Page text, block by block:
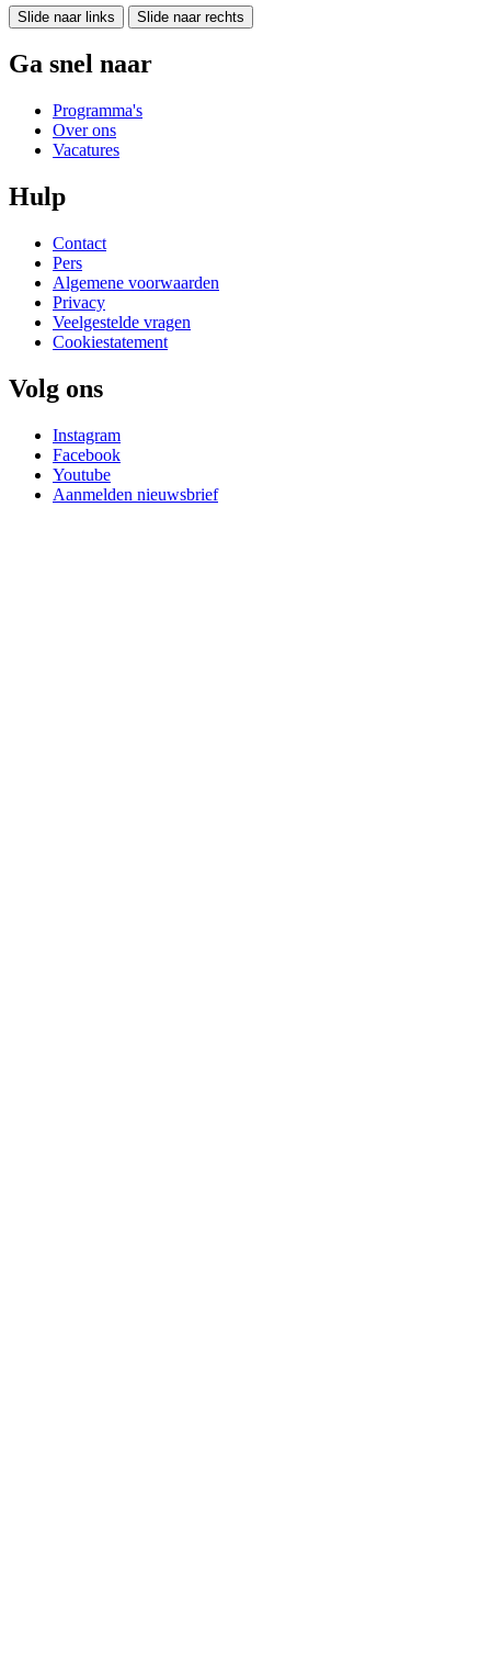
Slide naar links Slide naar rechts
Ga snel naar
Programma's
Over ons
Vacatures
Hulp
Contact
Pers
Algemene voorwaarden
Privacy
Veelgestelde vragen
Cookiestatement
Volg ons
Instagram
Facebook
Youtube
Aanmelden nieuwsbrief